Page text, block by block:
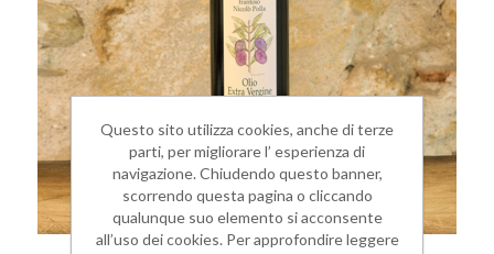
Questo sito utilizza cookies, anche di terze
parti, per migliorare l’ esperienza di
navigazione. Chiudendo questo banner,
scorrendo questa pagina o cliccando
qualunque suo elemento si acconsente
all’uso dei cookies. Per approfondire leggere